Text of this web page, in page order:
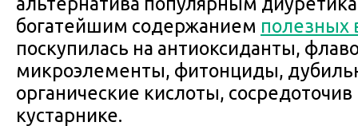
богатейшим содержанием полезных
поскупилась на антиоксиданты,
микроэлементы, фитонциды,
органические кислоты,
кустарнике.